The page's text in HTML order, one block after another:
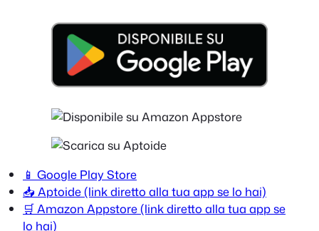
📱 Google Play Store
📥 Aptoide (link diretto alla tua app se lo hai)
🛒 Amazon Appstore (link diretto alla tua app se
lo hai)